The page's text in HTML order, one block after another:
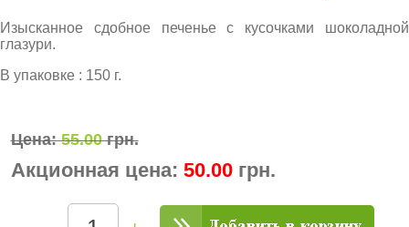
Изысканное сдобное печенье c кусочками шоколадной
глазури.
В упаковке : 150 г.
Цена:55.00грн.
Акционная цена: 50.00 грн.